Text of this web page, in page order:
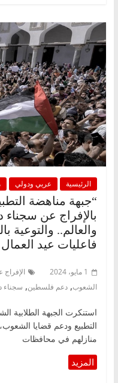
الرئيسية عربي ودولي
“جبهة مناهضة
بالإفراج عن
والعالم.. والتوعية
فاعليات عيد العمال
1 مايو، 2024
الشعوب, دعم فلسطين, سجناء
استنكرت الجبهة الطلابية
منازلهم في محافظات